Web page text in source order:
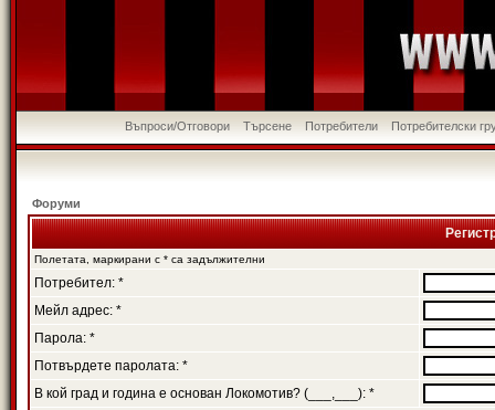
Въпроси/Отговори Търсене Потребители Потребителски
Форуми
Полетата, маркирани с * са задължителни
Потребител: *
Мейл адрес: *
Парола: *
Потвърдете паролата: *
В кой град и година е основан Локомотив? (___,___): *